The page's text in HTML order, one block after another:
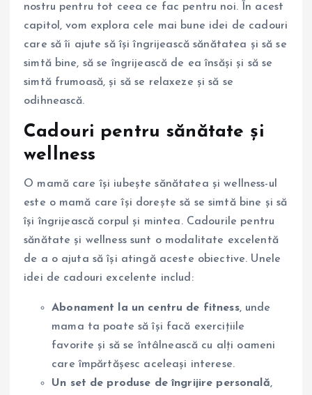
nostru pentru tot ceea ce fac pentru noi. În acest
capitol, vom explora cele mai bune idei de cadouri
care să îi ajute să își îngrijească sănătatea și să se
simtă bine, să se îngrijească de ea însăși și să se
simtă frumoasă, și să se relaxeze și să se
odihnească.
Cadouri pentru sănătate și
wellness
O mamă care își iubește sănătatea și wellness-ul
este o mamă care își dorește să se simtă bine și să
își îngrijească corpul și mintea. Cadourile pentru
sănătate și wellness sunt o modalitate excelentă
de a o ajuta să își atingă aceste obiective. Unele
idei de cadouri excelente includ:
Abonament la un centru de fitness, unde
mama ta poate să își facă exercițiile
favorite și să se întâlnească cu alți oameni
care împărtășesc aceleași interese.
Un set de produse de îngrijire personală,